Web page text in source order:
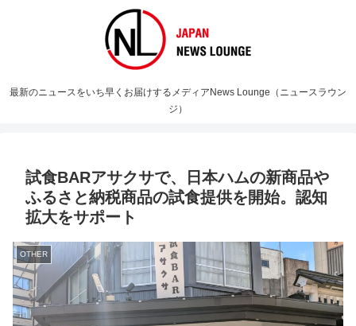
最新のニュースをいち早くお届けするメディアNews Lounge（ニュースラウン
ジ）
試食BARアサクサで、日本ハムの新商品や
ふるさと納税商品の試食提供を開始。認知
拡大をサポート
OTHER